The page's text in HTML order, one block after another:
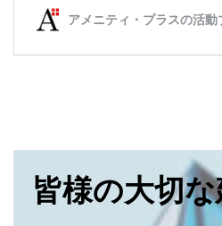
皆様の大切